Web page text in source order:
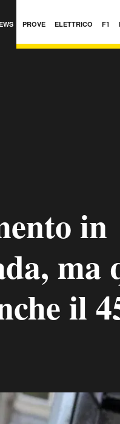
PROVE ELETTRICO F1
in
ma
il